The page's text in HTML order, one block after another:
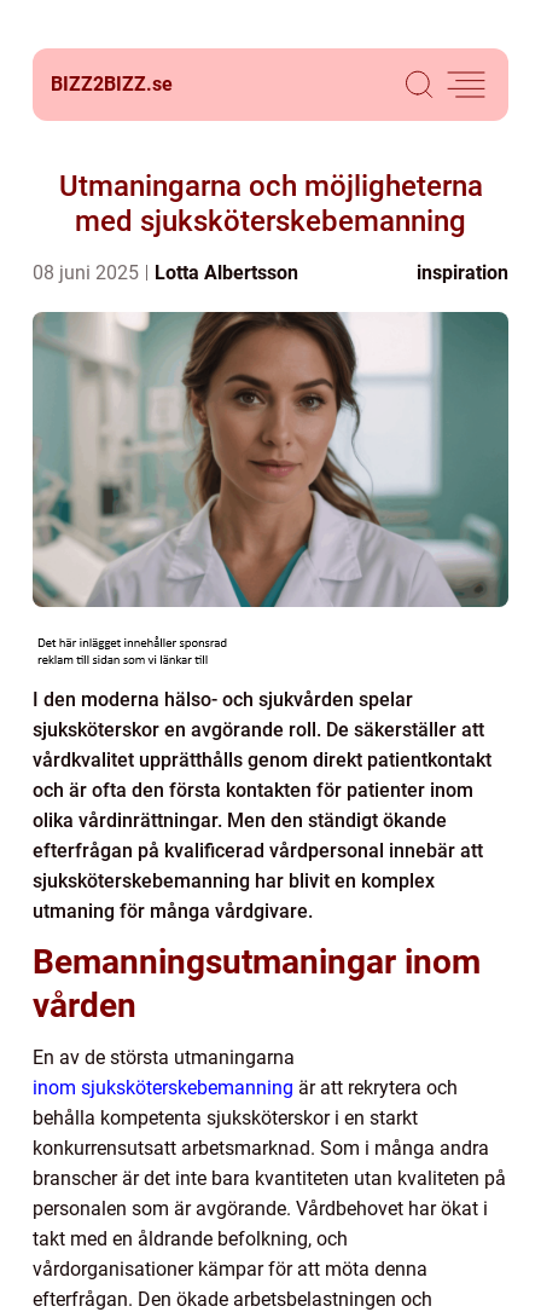
BIZZ2BIZZ.se
Utmaningarna och möjligheterna
med sjuksköterskebemanning
08 juni 2025 Lotta Albertsson inspiration
I den moderna hälso- och sjukvården spelar
sjuksköterskor en avgörande roll. De säkerställer att
vårdkvalitet upprätthålls genom direkt patientkontakt
och är ofta den första kontakten för patienter inom
olika vårdinrättningar. Men den ständigt ökande
efterfrågan på kvalificerad vårdpersonal innebär att
sjuksköterskebemanning har blivit en komplex
utmaning för många vårdgivare.
Bemanningsutmaningar inom
vården
En av de största utmaningarna
inom sjuksköterskebemanning är att rekrytera och
behålla kompetenta sjuksköterskor i en starkt
konkurrensutsatt arbetsmarknad. Som i många andra
branscher är det inte bara kvantiteten utan kvaliteten på
personalen som är avgörande. Vårdbehovet har ökat i
takt med en åldrande befolkning, och
vårdorganisationer kämpar för att möta denna
efterfrågan. Den ökade arbetsbelastningen och